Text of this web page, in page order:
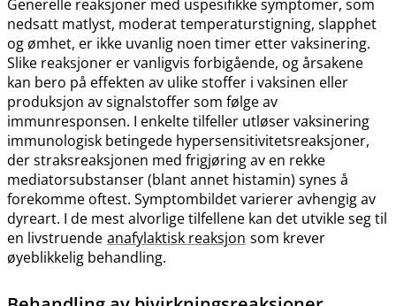
Generelle reaksjoner med uspesifikke symptomer, som
nedsatt matlyst, moderat temperaturstigning, slapphet
og ømhet, er ikke uvanlig noen timer etter vaksinering.
Slike reaksjoner er vanligvis forbigående, og årsakene
kan bero på effekten av ulike stoffer i vaksinen eller
produksjon av signalstoffer som følge av
immunresponsen. I enkelte tilfeller utløser vaksinering
immunologisk betingede hypersensitivitetsreaksjoner,
der straksreaksjonen med frigjøring av en rekke
mediatorsubstanser (blant annet histamin) synes å
forekomme oftest. Symptombildet varierer avhengig av
dyreart. I de mest alvorlige tilfellene kan det utvikle seg til
en livstruende anafylaktisk reaksjon som krever
øyeblikkelig behandling.